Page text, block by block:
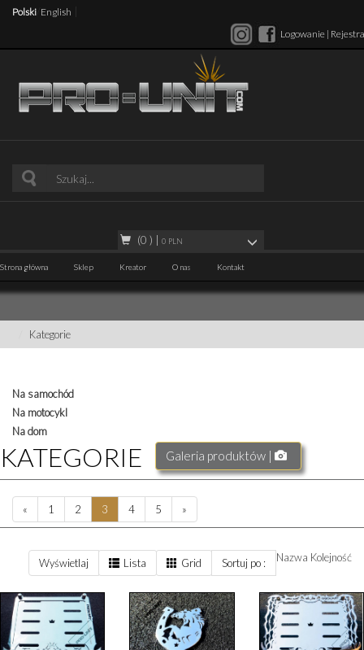
Polski English
Logowanie |
(0 ) 0 PLN
Strona główna Sklep Kreator O nas Kontakt
Kategorie
Na samochód
Na motocykl
Na dom
KATEGORIE Galeria produktów |
« 1 2 3 4 5 »
Wyświetlaj Lista Grid Sortuj po : Nazwa Kolejność